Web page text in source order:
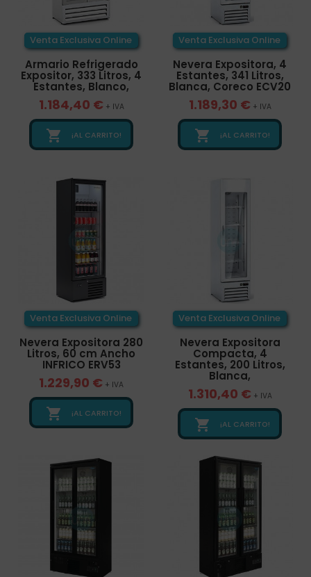
Venta Exclusiva Online
Armario Refrigerado
Expositor, 333 Litros, 4
Estantes, Blanco,
1.184,40 € + IVA
 ¡AL CARRITO!
Venta Exclusiva Online
Nevera Expositora, 4
Estantes, 341 Litros,
Blanca, Coreco ECV20
1.189,30 € + IVA
 ¡AL CARRITO!
Venta Exclusiva Online
Nevera Expositora 280
Litros, 60 cm Ancho
INFRICO ERV53
1.229,90 € + IVA
 ¡AL CARRITO!
Venta Exclusiva Online
Nevera Expositora
Compacta, 4
Estantes, 200 Litros,
Blanca,
1.310,40 € + IVA
 ¡AL CARRITO!